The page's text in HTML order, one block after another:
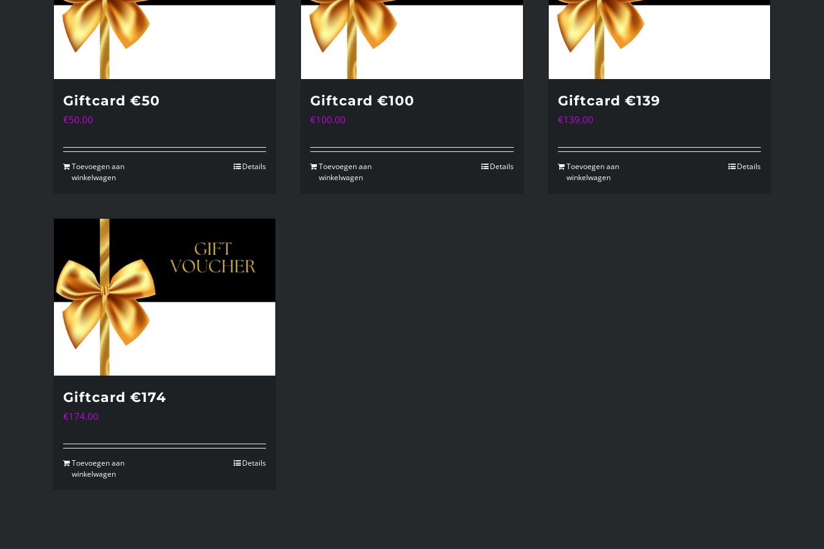
Giftcard €50
€50.00
Toevoegen aan
winkelwagen
Details
Giftcard €100
€100.00
Toevoegen aan
winkelwagen
Details
Giftcard €139
€139.00
Toevoegen aan
winkelwagen
Details
Giftcard €174
€174.00
Toevoegen aan
winkelwagen
Details